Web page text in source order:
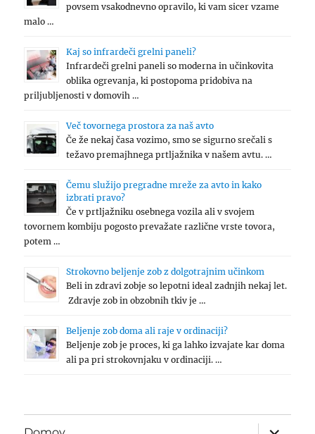
povsem vsakodnevno opravilo, ki vam sicer vzame
malo …
Kaj so infrardeči grelni paneli?
Infrardeči grelni paneli so moderna in učinkovita
oblika ogrevanja, ki postopoma pridobiva na
priljubljenosti v domovih …
Več tovornega prostora za naš avto
Če že nekaj časa vozimo, smo se sigurno srečali s
težavo premajhnega prtljažnika v našem avtu. …
Čemu služijo pregradne mreže za avto in kako
izbrati pravo?
Če v prtljažniku osebnega vozila ali v svojem
tovornem kombiju pogosto prevažate različne vrste tovora,
potem …
Strokovno beljenje zob z dolgotrajnim učinkom
Beli in zdravi zobje so lepotni ideal zadnjih nekaj let.
Zdravje zob in obzobnih tkiv je …
Beljenje zob doma ali raje v ordinaciji?
Beljenje zob je proces, ki ga lahko izvajate kar doma
ali pa pri strokovnjaku v ordinaciji. …
expand